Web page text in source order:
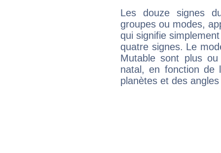
Les douze signes
groupes ou modes,
qui signifie
quatre signes. Le
Mutable sont plus
natal, en fonction de
planètes et des